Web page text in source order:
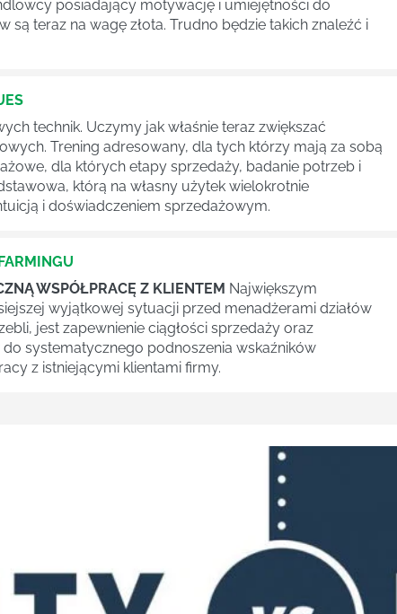
posiadający motywację i umiejętności do
są teraz na wagę złota. Trudno będzie takich znaleźć i
technik. Uczymy jak właśnie teraz zwiększać
Trening adresowany, dla tych którzy mają za sobą
dla których etapy sprzedaży, badanie potrzeb i
którą na własny użytek wielokrotnie
i doświadczeniem sprzedażowym.
WSPÓŁPRACĘ Z KLIENTEM Największym
wyjątkowej sytuacji przed menadżerami działów
jest zapewnienie ciągłości sprzedaży oraz
systematycznego podnoszenia wskaźników
z istniejącymi klientami firmy.